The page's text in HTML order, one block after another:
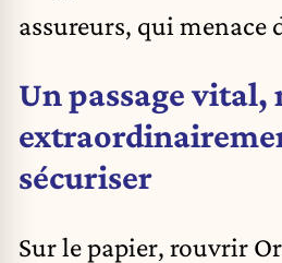
assureurs, qui menace
Un passage vital,
sécuriser
Sur le papier, rouvrir